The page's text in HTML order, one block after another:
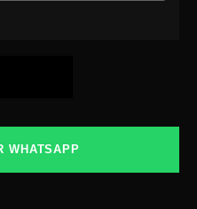
WHATSAPP